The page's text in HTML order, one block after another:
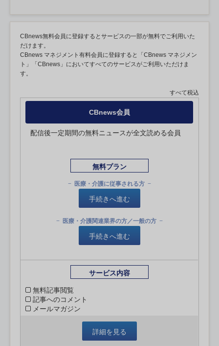
CBnews無料会員に登録するとサービスの一部が無料でご利用いた
だけます。
CBnews マネジメント有料会員に登録すると「CBnews マネジメン
ト」「CBnews」においてすべてのサービスがご利用いただけま
す。
すべて税込
CBnews会員
配信後一定期間の無料ニュースが全文読める会員
無料プラン
医療・介護に従事される方
手続きへ進む
医療・介護関連業界の方／一般の方
手続きへ進む
サービス内容
無料記事閲覧
記事へのコメント
メールマガジン
詳細を見る